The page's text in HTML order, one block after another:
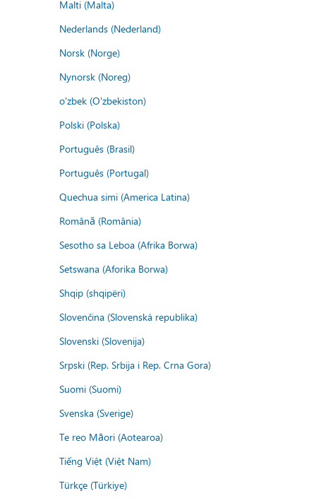
Malti (Malta)
Nederlands (Nederland)
Norsk (Norge)
Nynorsk (Noreg)
o'zbek (O'zbekiston)
Polski (Polska)
Português (Brasil)
Português (Portugal)
Quechua simi (America Latina)
Română (România)
Sesotho sa Leboa (Afrika Borwa)
Setswana (Aforika Borwa)
Shqip (shqipëri)
Slovenčina (Slovenská republika)
Slovenski (Slovenija)
Srpski (Rep. Srbija i Rep. Crna Gora)
Suomi (Suomi)
Svenska (Sverige)
Te reo Māori (Aotearoa)
Tiếng Việt (Việt Nam)
Türkçe (Türkiye)